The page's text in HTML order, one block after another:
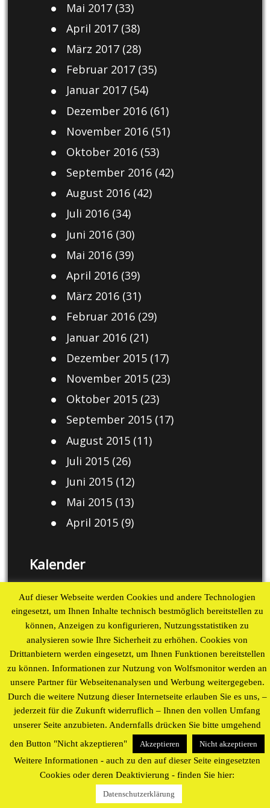
Mai 2017(33)
April 2017(38)
März 2017(28)
Februar 2017(35)
Januar 2017(54)
Dezember 2016(61)
November 2016(51)
Oktober 2016(53)
September 2016(42)
August 2016(42)
Juli 2016(34)
Juni 2016(30)
Mai 2016(39)
April 2016(39)
März 2016(31)
Februar 2016(29)
Januar 2016(21)
Dezember 2015(17)
November 2015(23)
Oktober 2015(23)
September 2015(17)
August 2015(11)
Juli 2015(26)
Juni 2015(12)
Mai 2015(13)
April 2015(9)
Kalender
August 2026
M D M D F S
S
1
2
3
4 5 6 7 8
9
10
11 12 13 14 15
16
17
18 19 20 21 22
23
28
Proudly powered by WordPresstheme byWP Blogs
Auf dieser Webseite werden Cookies und andere Technologien
eingesetzt, um Ihnen Inhalte technisch bestmöglich bereitstellen zu
können, Anzeigen zu konfigurieren, Nutzungsstatistiken zu
analysieren sowie Ihre Sicherheit zu erhöhen. Cookies von
Drittanbietern werden eingesetzt, um Ihnen Funktionen bereitstellen
zu können. Informationen zur Nutzung von Wolfsmonitor werden an
unsere Partner für Webseitenanalysen und Werbung weitergegeben.
Durch die weitere Nutzung dieser Internetseite erlauben Sie es uns, –
jederzeit für die Zukunft widerruflich – Ihnen den vollen Umfang
unserer Seite anzubieten. Andernfalls drücken Sie bitte umgehend
den Button "Nicht akzeptieren"
Akzeptieren Nicht akzeptieren
Weitere Informationen - auch zu den auf dieser Seite eingesetzten
Cookies oder deren Deaktivierung - finden Sie hier:
Datenschutzerklärung